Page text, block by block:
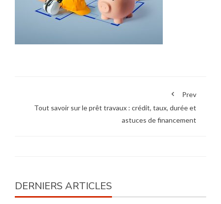
Prev
Tout savoir sur le prêt travaux : crédit, taux, durée et
astuces de financement
DERNIERS ARTICLES